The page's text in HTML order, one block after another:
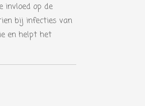
invloed op de
bij infecties van
en helpt het